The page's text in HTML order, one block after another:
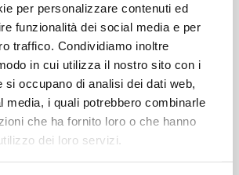
per personalizzare contenuti ed
funzionalità dei social media e per
traffico. Condividiamo inoltre
in cui utilizza il nostro sito con i
si occupano di analisi dei dati web,
media, i quali potrebbero combinarle
che ha fornito loro o che hanno
dei loro servizi.
Diametro (mm):157
Altezza (mm):470
Larghezza (mm):0
imballo (ordine minimo 1 collo):165
Cod.: VS0378
the address you want to ship to